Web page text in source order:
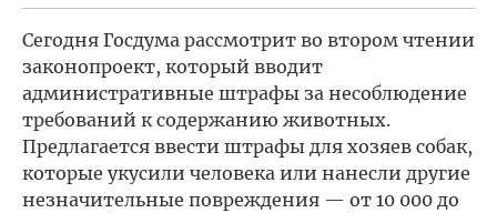
Сегодня Госдума рассмотрит во втором чтении
законопроект, который вводит
административные штрафы за несоблюдение
требований к содержанию животных.
Предлагается ввести штрафы для хозяев собак,
которые укусили человека или нанесли другие
незначительные повреждения — от 10 000 до